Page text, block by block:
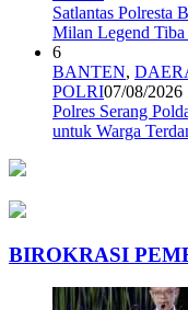
Satlantas Polresta
Milan Legend
6
BANTEN,
POLRI07/08/2026
Polres Serang
untuk Warga
BIROKRASI